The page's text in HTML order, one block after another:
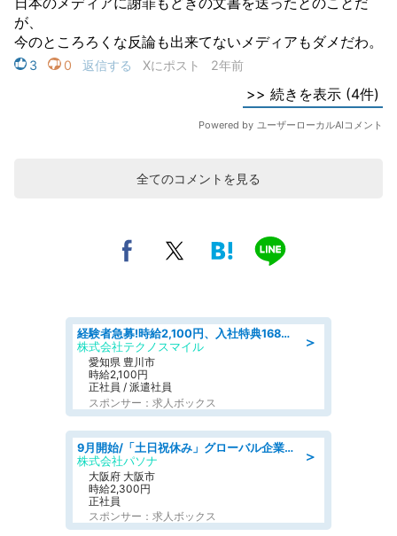
全てのコメントを見る
＞
経験者急募!時給2,100円、入社特典168万円の自動車製造業務/トヨタ自動車/tutumi
株式会社テクノスマイル
愛知県 豊川市
時給2,100円
正社員 / 派遣社員
スポンサー：求人ボックス
＞
9月開始/「土日祝休み」グローバル企業での産業保健のお仕事/保健師/高時給/残業なし/服装自由
株式会社パソナ
大阪府 大阪市
時給2,300円
正社員
スポンサー：求人ボックス